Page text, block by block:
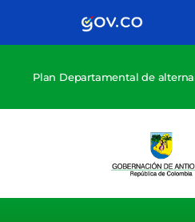
Plan Departamental de